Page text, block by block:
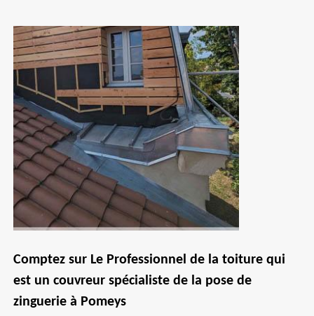
Comptez sur Le Professionnel de la toiture qui
est un couvreur spécialiste de la pose de
zinguerie à Pomeys